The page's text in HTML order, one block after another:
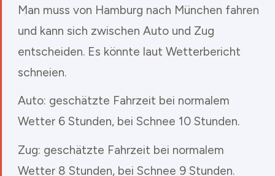
Man muss von Hamburg nach München fahren
und kann sich zwischen Auto und Zug
entscheiden. Es könnte laut Wetterbericht
schneien.
Auto: geschätzte Fahrzeit bei normalem
Wetter 6 Stunden, bei Schnee 10 Stunden.
Zug: geschätzte Fahrzeit bei normalem
Wetter 8 Stunden, bei Schnee 9 Stunden.